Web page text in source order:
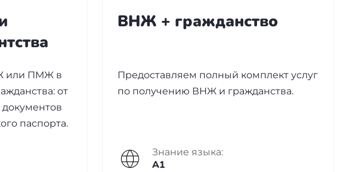
или ПМЖ в
от
паспорта.
ВНЖ + гражданство
Предоставляем полный комплект услуг
по получению ВНЖ и гражданства.
Знание языка:
A1